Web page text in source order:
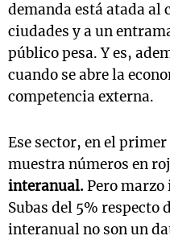
demanda está atada al
ciudades y a un
público pesa. Y es,
cuando se abre la
competencia externa.
Ese sector, en el
muestra números en
interanual. Pero
Subas del 5% respecto
interanual no son un